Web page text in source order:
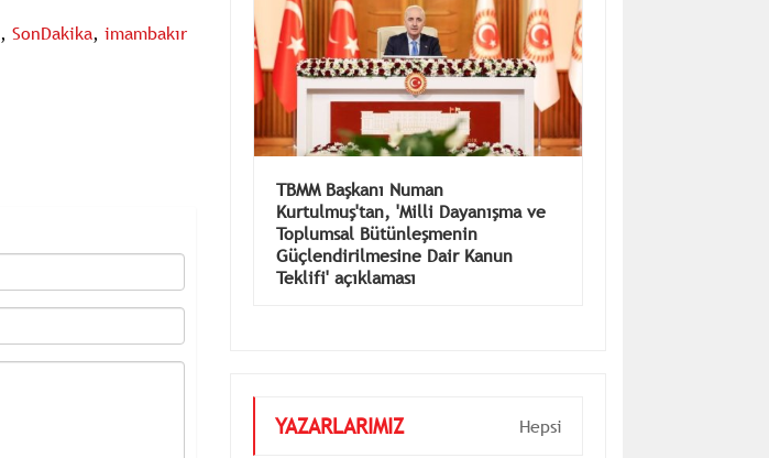
, SonDakika, imambakır
TBMM Başkanı Numan
Kurtulmuş'tan, 'Milli Dayanışma ve
Toplumsal Bütünleşmenin
Güçlendirilmesine Dair Kanun